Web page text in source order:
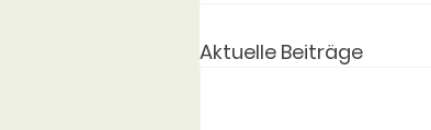
Aktuelle Beiträge